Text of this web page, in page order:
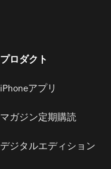
プロダクト
iPhoneアプリ
マガジン定期購読
デジタルエディション